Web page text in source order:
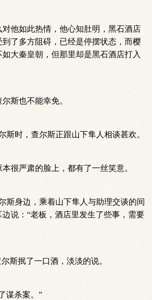
他如此热情，他心知肚明，黑石酒店
了多方阻碍，已经是停摆状态，而樱
大秦皇朝，但那里却是黑石酒店打入
斯也不能幸免。
斯时，查尔斯正跟山下隼人相谈甚欢。
很严肃的脸上，都有了一丝笑意。
斯身边，乘着山下隼人与助理交谈的间
说：“老板，酒店里发生了些事，需要
斯抿了一口酒，淡淡的说。
谋杀案。”